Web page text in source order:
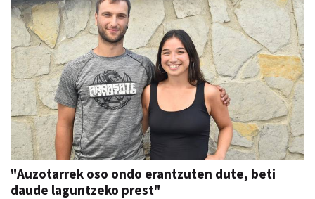
"Auzotarrek oso ondo erantzuten dute, beti
daude laguntzeko prest"